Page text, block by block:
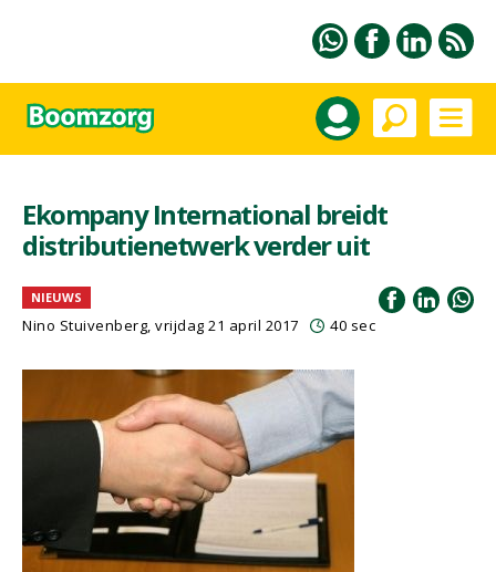
Ekompany International breidt
distributienetwerk verder uit
NIEUWS
Nino Stuivenberg, vrijdag 21 april 2017 40 sec